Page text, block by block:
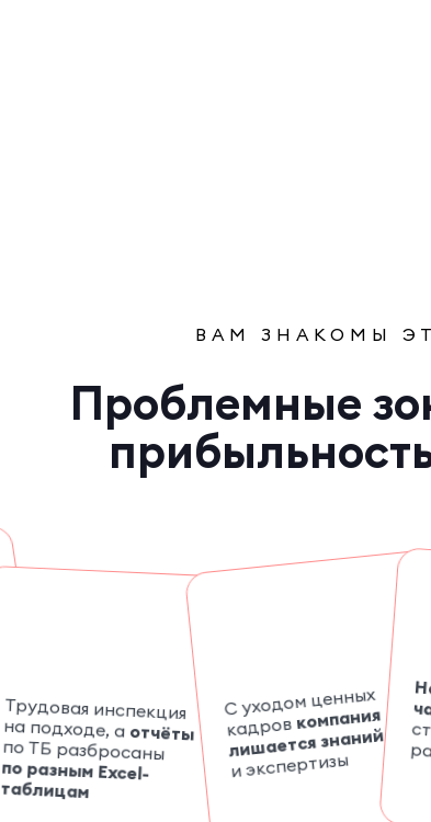
ВАМ ЗНАКОМЫ
Проблемные
Трудовая инспекция
на подходе, а отчёты
по ТБ разбросаны
по разным Excel-
таблицам
С уходом ценных
кадровкомпания
лишается знаний
и экспертизы